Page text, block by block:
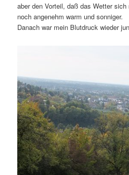
aber den Vorteil, daß das Wetter
noch angenehm warm und sonniger.
Danach war mein Blutdruck wieder